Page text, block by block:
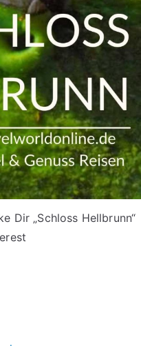
Dir „Schloss Hellbrunn“